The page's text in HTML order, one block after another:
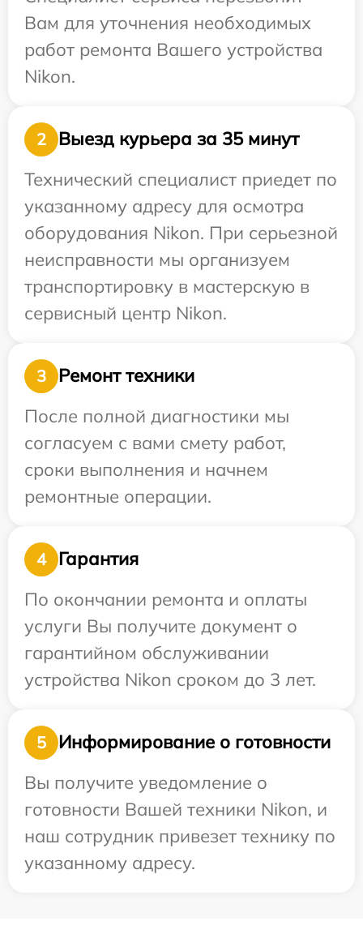
Вам для уточнения необходимых
работ ремонта Вашего устройства
Nikon.
2
Выезд курьера за 35 минут
Технический специалист приедет по
указанному адресу для осмотра
оборудования Nikon. При серьезной
неисправности мы организуем
транспортировку в мастерскую в
сервисный центр Nikon.
3
Ремонт техники
После полной диагностики мы
согласуем с вами смету работ,
сроки выполнения и начнем
ремонтные операции.
4
Гарантия
По окончании ремонта и оплаты
услуги Вы получите документ о
гарантийном обслуживании
устройства Nikon сроком до 3 лет.
5
Информирование о готовности
Вы получите уведомление о
готовности Вашей техники Nikon, и
наш сотрудник привезет технику по
указанному адресу.